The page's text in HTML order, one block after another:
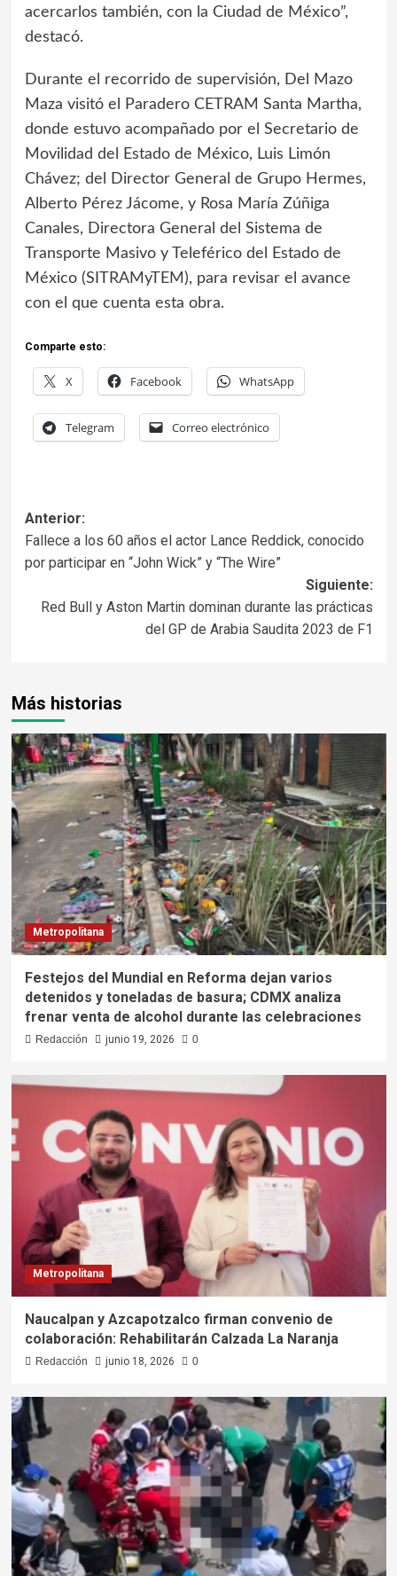
acercarlos también, con la Ciudad de México”,
destacó.
Durante el recorrido de supervisión, Del Mazo
Maza visitó el Paradero CETRAM Santa Martha,
donde estuvo acompañado por el Secretario de
Movilidad del Estado de México, Luis Limón
Chávez; del Director General de Grupo Hermes,
Alberto Pérez Jácome, y Rosa María Zúñiga
Canales, Directora General del Sistema de
Transporte Masivo y Teleférico del Estado de
México (SITRAMyTEM), para revisar el avance
con el que cuenta esta obra.
Comparte esto:
X Facebook WhatsApp
Telegram Correo electrónico
Anterior:
Fallece a los 60 años el actor Lance Reddick, conocido
por participar en “John Wick” y “The Wire”
Siguiente:
Red Bull y Aston Martin dominan durante las prácticas
del GP de Arabia Saudita 2023 de F1
Más historias
Metropolitana
Festejos del Mundial en Reforma dejan varios
detenidos y toneladas de basura; CDMX analiza
frenar venta de alcohol durante las celebraciones
Redacción junio 19, 2026 0
Metropolitana
Naucalpan y Azcapotzalco firman convenio de
colaboración: Rehabilitarán Calzada La Naranja
Redacción junio 18, 2026 0